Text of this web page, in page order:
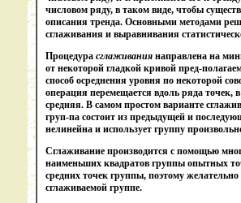
числовом ряду, в таком виде, чтобы
описания тренда. Основными методами
сглаживания и выравнивания
Процедура сглаживания направлена на
от некоторой гладкой кривой пред-
способ осреднения уровня по некоторой
операция перемещается вдоль ряда точек,
средняя. В самом простом варианте
груп-па состоит из предыдущей и
нелинейна и использует группу
Сглаживание производится с помощью
наименьших квадратов группы опытных
средних точек группы, поэтому
сглаживаемой группе.